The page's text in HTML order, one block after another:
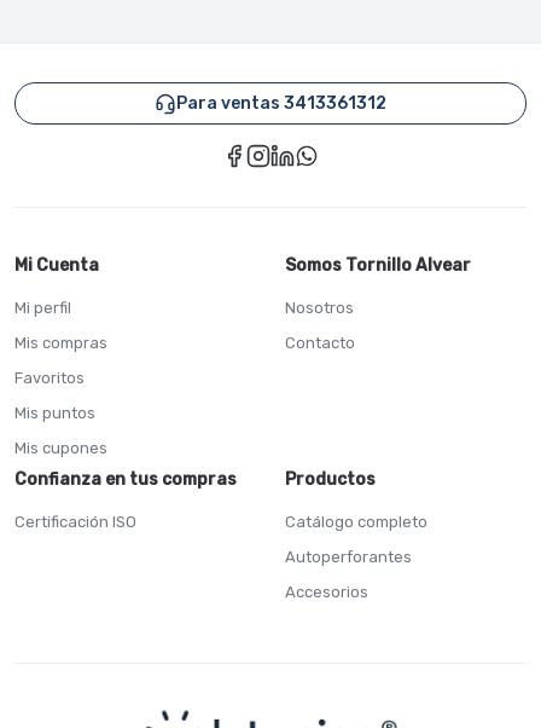
Para ventas 3413361312
Mi Cuenta
Mi perfil
Mis compras
Favoritos
Mis puntos
Mis cupones
Somos Tornillo Alvear
Nosotros
Contacto
Confianza en tus compras
Certificación ISO
Productos
Catálogo completo
Autoperforantes
Accesorios